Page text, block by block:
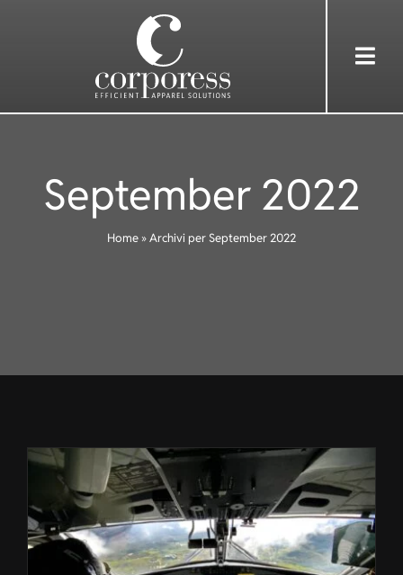
ÜBER UNS
REFERENZEN
DE
September 2022
Home »Archivi per September 2022